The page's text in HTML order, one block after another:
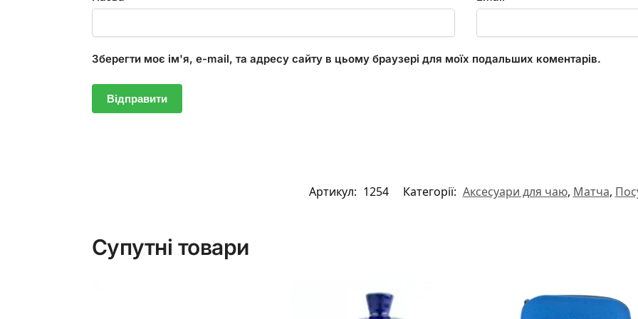
Зберегти моє ім'я, e-mail, та адресу сайту в цьому браузері для моїх подальших коментарів.
Артикул: 1254 Категорії: Аксесуари для чаю, Матча,
Супутні товари